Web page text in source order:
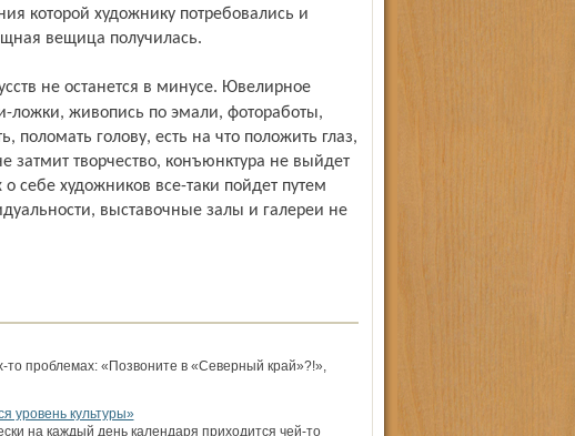
которой художнику потребовались и
вещица получилась.
ложки, живопись по эмали, фотоработы,
поломать голову, есть на что положить глаз,
творчество, конъюнктура не выйдет
художников все-таки пойдет путем
выставочные залы и галереи не
то проблемах: «Позвоните в «Северный край»?!»,
уровень культуры»
на каждый день календаря приходится чей-то